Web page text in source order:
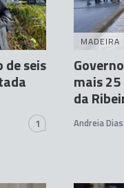
seis
1
MADEIRA
mais
da
Andreia